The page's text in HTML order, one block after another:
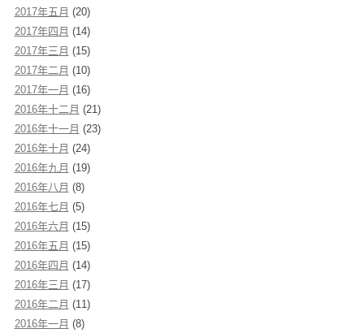
2017年五月 (20)
2017年四月 (14)
2017年三月 (15)
2017年二月 (10)
2017年一月 (16)
2016年十二月 (21)
2016年十一月 (23)
2016年十月 (24)
2016年九月 (19)
2016年八月 (8)
2016年七月 (5)
2016年六月 (15)
2016年五月 (15)
2016年四月 (14)
2016年三月 (17)
2016年二月 (11)
2016年一月 (8)